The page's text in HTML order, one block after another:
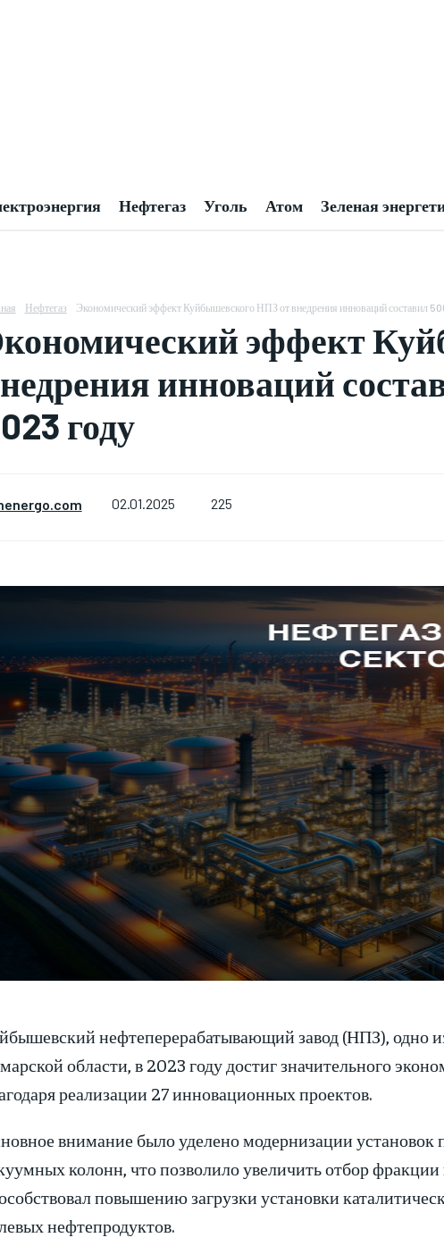
Нефтегаз Уголь Атом Зеленая
Нефтегаз Экономический эффект Куйбышевского НПЗ от внедрения инноваций составил
эффект
инноваций
году
02.01.2025 225
нефтеперерабатывающий завод (НПЗ), одно
области, в 2023 году достиг значительного
реализации 27 инновационных проектов.
внимание было уделено модернизации установок
колонн, что позволило увеличить отбор фракции
повышению загрузки установки
нефтепродуктов.